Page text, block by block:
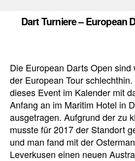
Dart Turniere – European
Die European Darts Open sind
der European Tour
dieses Event im Kalender mit
Anfang an im Maritim Hotel in
ausgetragen. Aufgrund der zu
musste für 2017 der Standort
und man fand mit der
Leverkusen einen neuen